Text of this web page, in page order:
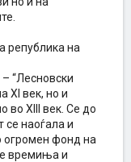
република на
“Лесновски
XI век, но и
во XIII век. Се до
се наоѓала и
огромен фонд на
времиња и